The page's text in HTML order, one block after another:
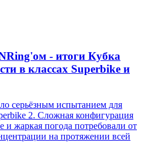
- итоги Кубка
в классах Superbike и
серьёзным испытанием для
2. Сложная конфигурация
и жаркая погода потребовали от
на протяжении всей